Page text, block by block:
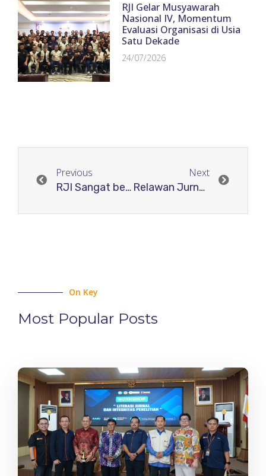
RJI Gelar Musyawarah
Nasional IV, Momentum
Evaluasi Organisasi di Usia
Satu Dekade
24/07/2026
Previous
RJI Sangat bermanfaat
Next
Relawan Jurnal Indonesia cukup membantu
On Key
Most Popular Posts